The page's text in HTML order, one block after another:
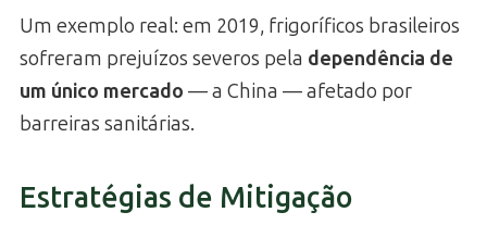
Um exemplo real: em 2019, frigoríficos brasileiros
sofreram prejuízos severos pela dependência de
um único mercado — a China — afetado por
barreiras sanitárias.
Estratégias de Mitigação